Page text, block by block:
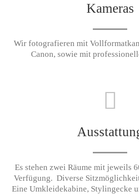
Kameras
Wir fotografieren mit
Canon, sowie mit
Es stehen zwei Räume mit jeweils
Verfügung. Diverse
Eine Umkleidekabine, Stylingecke